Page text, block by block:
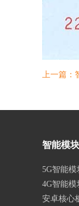
上一篇：
智能模块
5G智能模
4G智能模
安卓核心